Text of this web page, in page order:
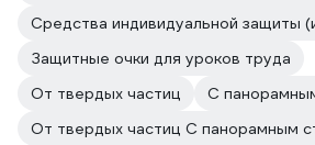
Защитные очки для уроков труда
От твердых частиц
С
От твердых частиц С панорамным